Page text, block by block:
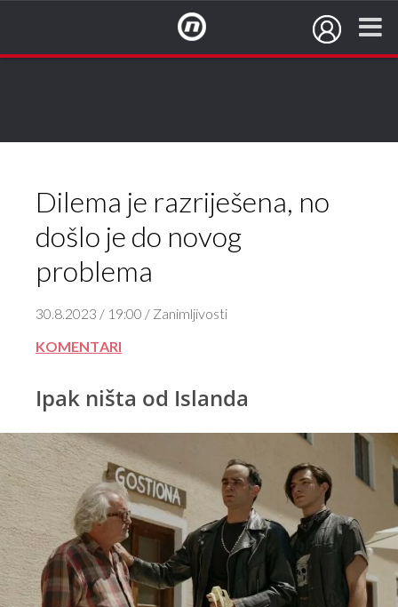
Dilema je razriješena, no
došlo je do novog
problema
30.8.2023 / 19:00 / Zanimljivosti
KOMENTARI
Ipak ništa od Islanda